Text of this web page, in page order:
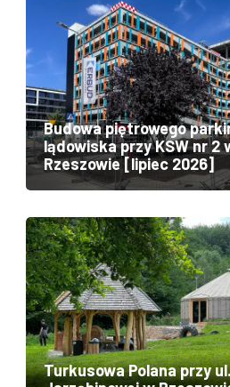
Budowa piętrowego
lądowiska przy KSW nr 2
Rzeszowie [lipiec 2026]
Turkusowa Polana przy